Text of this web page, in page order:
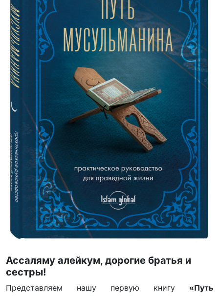
Ассаляму алейкум, дорогие братья и
сестры!
Представляем нашу первую книгу «Путь